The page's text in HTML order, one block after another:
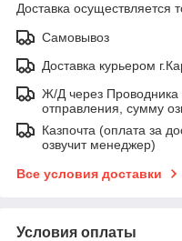
Доставка осуществляется
Самовывоз
Доставка курьером
Ж/Д через Проводника
отправления, сумму
Казпочта (оплата за
озвучит менеджер)
Все условия доставки
Условия оплаты